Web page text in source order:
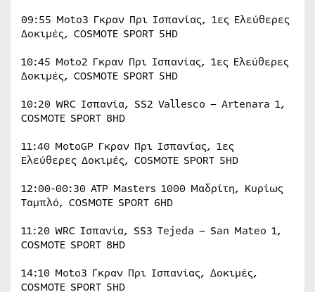
09:55 Moto3 Γκραν Πρι Ισπανίας, 1ες Ελεύθερες
Δοκιμές, COSMOTE SPORT 5HD
10:45 Moto2 Γκραν Πρι Ισπανίας, 1ες Ελεύθερες
Δοκιμές, COSMOTE SPORT 5HD
10:20 WRC Ισπανία, SS2 Vallesco – Artenara 1,
COSMOTE SPORT 8HD
11:40 MotoGP Γκραν Πρι Ισπανίας, 1ες
Ελεύθερες Δοκιμές, COSMOTE SPORT 5HD
12:00-00:30 ATP Masters 1000 Μαδρίτη, Κυρίως
Ταμπλό, COSMOTE SPORT 6HD
11:20 WRC Ισπανία, SS3 Tejeda – San Mateo 1,
COSMOTE SPORT 8HD
14:10 Moto3 Γκραν Πρι Ισπανίας, Δοκιμές,
COSMOTE SPORT 5HD